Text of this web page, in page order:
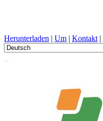
Herunterladen | Um | Kontakt |